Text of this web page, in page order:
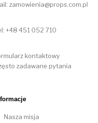
zamowienia@props.com.pl
+48 451 052 710
kontaktowy
zadawane pytania
Nasza misja